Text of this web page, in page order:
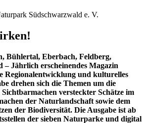
Südschwarzwald e. V.
Bühlertal, Eberbach, Feldberg,
Jährlich erscheinendes Magazin
Regionalentwicklung und kulturelles
drehen sich die Themen um die
versteckter Schätze im
der Naturlandschaft sowie dem
der Biodiversität. Die Ausgabe ist ab
der sieben Naturparke und digital